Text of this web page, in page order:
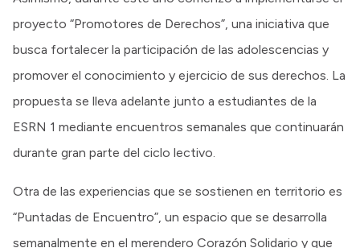
proyecto “Promotores de Derechos”, una iniciativa que
busca fortalecer la participación de las adolescencias y
promover el conocimiento y ejercicio de sus derechos. La
propuesta se lleva adelante junto a estudiantes de la
ESRN 1 mediante encuentros semanales que continuarán
durante gran parte del ciclo lectivo.
Otra de las experiencias que se sostienen en territorio es
“Puntadas de Encuentro”, un espacio que se desarrolla
semanalmente en el merendero Corazón Solidario y que